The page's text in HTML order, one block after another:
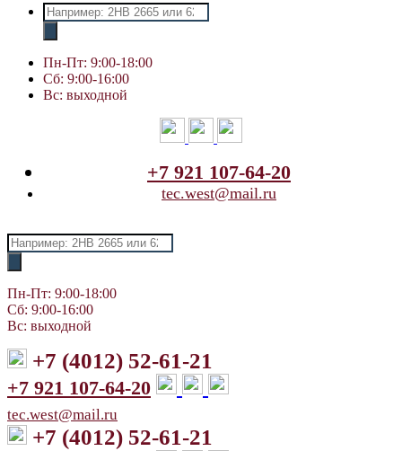
Поиск
товаров
Пн-Пт: 9:00-18:00
Сб: 9:00-16:00
Вс: выходной
+7 921 107-64-20
tec.west@mail.ru
Поиск
товаров
Пн-Пт: 9:00-18:00
Сб: 9:00-16:00
Вс: выходной
+7 (4012) 52-61-21
+7 921 107-64-20
tec.west@mail.ru
+7 (4012) 52-61-21